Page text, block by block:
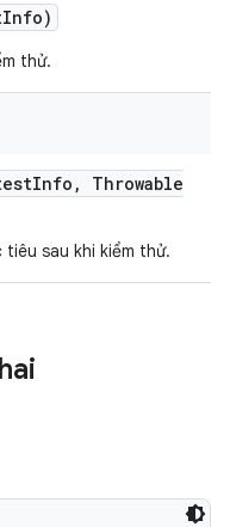
Info)
thử.
Info ,
Throwable
sau khi kiểm thử.